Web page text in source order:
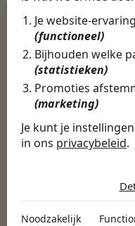
Je website-
(functioneel)
Bijhouden welke
(statistieken)
Promoties
(marketing)
Je kunt je
in ons privacybeleid.
Noodzakelijk
Noodzakelijke cookies
Noodzakelijk
Ontdek
Finance, HR &
Onderwijs & Kinderopvang